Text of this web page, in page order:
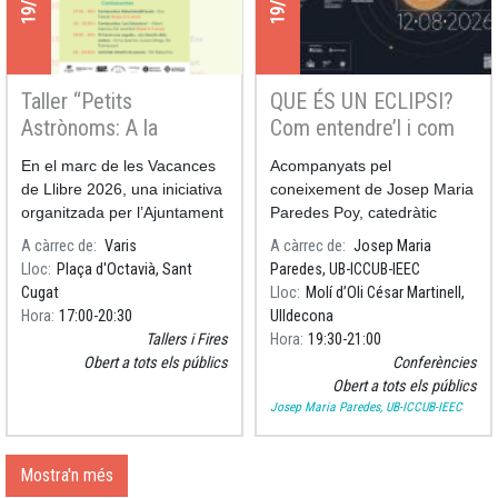
Taller “Petits
Astrònoms: A la
recerca de l’eclipsi” a
Vacances de Llibre
En el marc de les Vacances
de Llibre 2026, una iniciativa
organitzada per l’Ajuntament
de Sant Cugat, els
investigadors de l'ICCUB
participaran al taller “Petits
Astrònoms: A la recerca de
A càrrec de
Varis
Lloc Plaça d'Octavià, Sant
Cugat
Hora 17:00 20:30
Tallers i Fires
Obert a tots els públics
QUE ÉS UN ECLIPSI?
Com entendre’l i com
gaudir-lo
Acompanyats pel
coneixement de Josep Maria
Paredes Poy, catedràtic
d’Astronomia i Astrofísica de
la Universitat de Barcelona i
investigador de l'Institut de
Ciències del Cosmos de la
UB, aprofundir
A càrrec de
Josep Maria
Paredes, UB-ICCUB-IEEC
Lloc Molí d’Oli César Martinell,
Ulldecona
Hora 19:30 21:00
Conferències
Obert a tots els públics
Josep Maria Paredes, UB-ICCUB-IEEC
Mostra'n més